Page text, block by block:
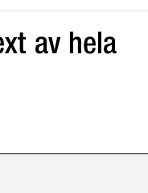
av hela